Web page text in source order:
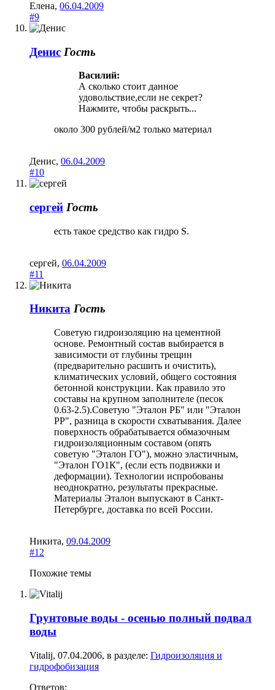
Елена, 06.04.2009
#9
Денис Гость
Василий:
А сколько стоит данное
удовольствие,если не секрет?
Нажмите, чтобы раскрыть...
около 300 рублей/м2 только материал
Денис, 06.04.2009
#10
сергей Гость
есть такое средство как гидро S.
сергей, 06.04.2009
#11
Никита Гость
Советую гидроизоляцию на цементной
основе. Ремонтный состав выбирается в
зависимости от глубины трещин
(предварительно расшить и очистить),
климатических условий, общего состояния
бетонной конструкции. Как правило это
составы на крупном заполнителе (песок
0.63-2.5).Советую "Эталон РБ" или "Эталон
РР", разница в скорости схватывания. Далее
поверхность обрабатывается обмазочным
гидроизоляционным составом (опять
советую "Эталон ГО"), можно эластичным,
"Эталон ГО1К", (если есть подвижки и
деформации). Технологии испробованы
неоднократно, результаты прекрасные.
Материалы Эталон выпускают в Санкт-
Петербурге, доставка по всей России.
Никита, 09.04.2009
#12
Похожие темы
Грунтовые воды - осенью полный подвал
воды
Vitalij, 07.04.2006, в разделе: Гидроизоляция и
гидрофобизация
Ответов: